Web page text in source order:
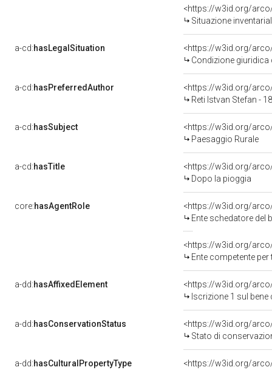
<https://w3id.org/
Situazione
a-cd:hasLegalSituation
<https://w3id.org/
Condizione giuridica
a-cd:hasPreferredAuthor
<https://w3id.org/
Reti Istvan Stefan -
a-cd:hasSubject
<https://w3id.org/
Paesaggio Rurale
a-cd:hasTitle
<https://w3id.org/
Dopo la pioggia
core:hasAgentRole
<https://w3id.org/
Ente schedatore del
<https://w3id.org/
Ente competente
a-dd:hasAffixedElement
<https://w3id.org/
Iscrizione 1 sul
a-dd:hasConservationStatus
<https://w3id.org/
Stato di
a-dd:hasCulturalPropertyType
<https://w3id.org/